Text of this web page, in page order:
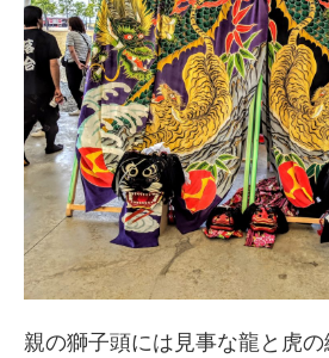
親の獅子頭には見事な龍と虎